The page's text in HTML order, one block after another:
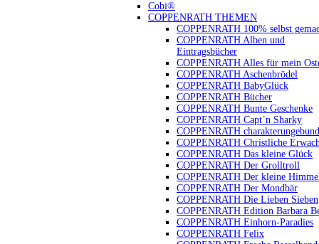
Cobi®
COPPENRATH THEMEN
COPPENRATH 100% selbst
COPPENRATH Alben und
Eintragsbücher
COPPENRATH Alles für mein
COPPENRATH Aschenbrödel
COPPENRATH BabyGlück
COPPENRATH Bücher
COPPENRATH Bunte Geschenke
COPPENRATH Capt´n Sharky
COPPENRATH
COPPENRATH Christliche
COPPENRATH Das kleine Glück
COPPENRATH Der Grolltroll
COPPENRATH Der kleine
COPPENRATH Der Mondbär
COPPENRATH Die Lieben Sieben
COPPENRATH Edition Barbara
COPPENRATH Einhorn-Paradies
COPPENRATH Felix